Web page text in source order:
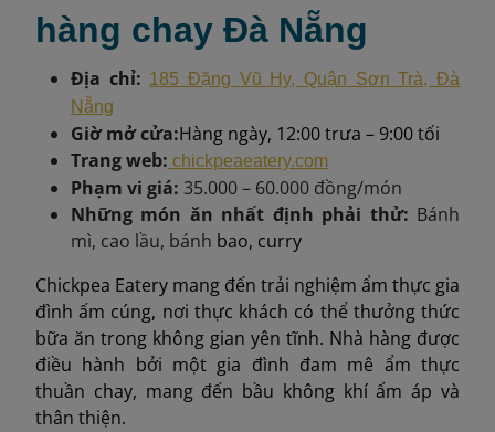
hàng chay Đà Nẵng
Địa chỉ: 185 Đặng Vũ Hy, Quận Sơn Trà, Đà
Nẵng
Giờ mở cửa:Hàng ngày, 12:00 trưa – 9:00 tối
Trang web: chickpeaeatery.com
Phạm vi giá: 35.000 – 60.000 đồng/món
Những món ăn nhất định phải thử: Bánh
mì, cao lầu, bánh bao, curry
Chickpea Eatery mang đến trải nghiệm ẩm thực gia
đình ấm cúng, nơi thực khách có thể thưởng thức
bữa ăn trong không gian yên tĩnh. Nhà hàng được
điều hành bởi một gia đình đam mê ẩm thực
thuần chay, mang đến bầu không khí ấm áp và
thân thiện.